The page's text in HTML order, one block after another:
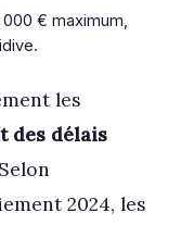
€ maximum,
les
des délais
2024, les